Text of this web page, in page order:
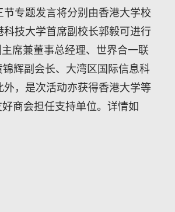
专题发言将分别由香港大学校
技大学首席副校长郭毅可进行
席兼董事总经理、世界合一联
辉副会长、大湾区国际信息科
，是次活动亦获得香港大学等
商会担任支持单位。详情如